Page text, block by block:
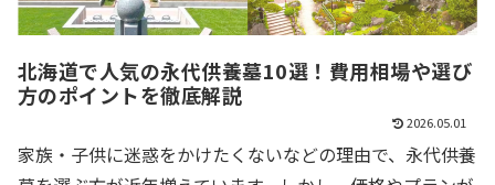
北海道で人気の永代供養墓10選！費用相場や選び
方のポイントを徹底解説
2026.05.01
家族・子供に迷惑をかけたくないなどの理由で、永代供養